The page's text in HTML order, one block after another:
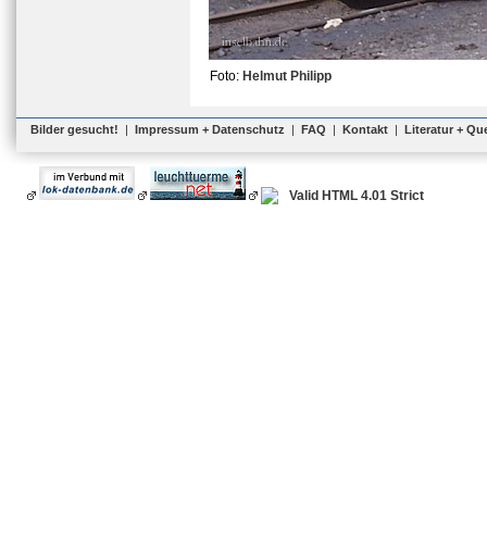
Foto: Helmut Philipp
Bilder gesucht! | Impressum + Datenschutz | FAQ | Kontakt | Literatur +